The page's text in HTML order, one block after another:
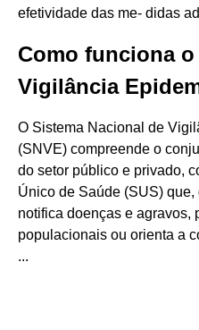
efetividade das me- didas
Como funciona
Vigilância
O Sistema Nacional de
(SNVE) compreende o
do setor público e privado,
Único de Saúde (SUS)
notifica doenças e agravos,
populacionais ou orienta a
...